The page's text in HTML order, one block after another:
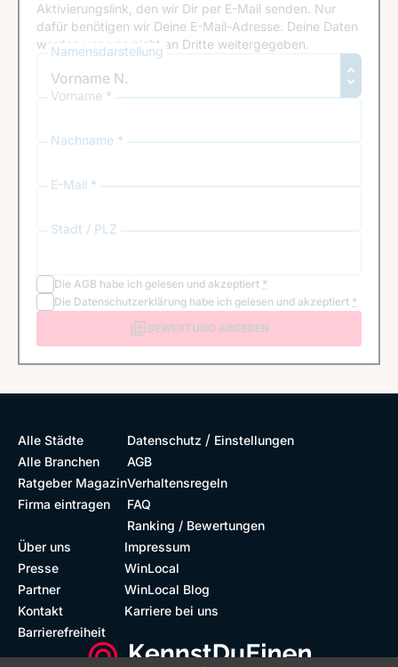
Aktivierungslink, den wir Dir per E-Mail senden. Nur
dafür benötigen wir Deine E-Mail-Adresse. Deine Daten
werden von uns nicht an Dritte weitergegeben.
Namensdarstellung
Vorname *
Nachname *
E-Mail *
Stadt / PLZ
Die AGB habe ich gelesen und akzeptiert *
Die Datenschutzerklärung habe ich gelesen und akzeptiert *
BEWERTUNG ABGEBEN
Alle Städte
Alle Branchen
Ratgeber Magazin
Firma eintragen
Datenschutz / Einstellungen
AGB
Verhaltensregeln
FAQ
Ranking / Bewertungen
Über uns
Presse
Partner
Kontakt
Barrierefreiheit
Impressum
WinLocal
WinLocal Blog
Karriere bei uns